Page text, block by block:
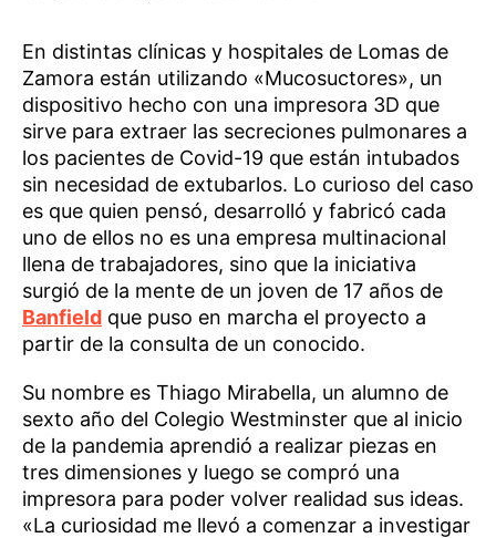
En distintas clínicas y hospitales de Lomas de
Zamora están utilizando «Mucosuctores», un
dispositivo hecho con una impresora 3D que
sirve para extraer las secreciones pulmonares a
los pacientes de Covid-19 que están intubados
sin necesidad de extubarlos. Lo curioso del caso
es que quien pensó, desarrolló y fabricó cada
uno de ellos no es una empresa multinacional
llena de trabajadores, sino que la iniciativa
surgió de la mente de un joven de 17 años de
Banfield que puso en marcha el proyecto a
partir de la consulta de un conocido.
Su nombre es Thiago Mirabella, un alumno de
sexto año del Colegio Westminster que al inicio
de la pandemia aprendió a realizar piezas en
tres dimensiones y luego se compró una
impresora para poder volver realidad sus ideas.
«La curiosidad me llevó a comenzar a investigar